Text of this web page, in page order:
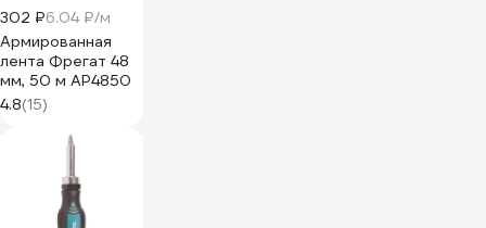
302 ₽6.04 ₽/м
Армированная
лента Фрегат 48
мм, 50 м АР4850
4.8(15)